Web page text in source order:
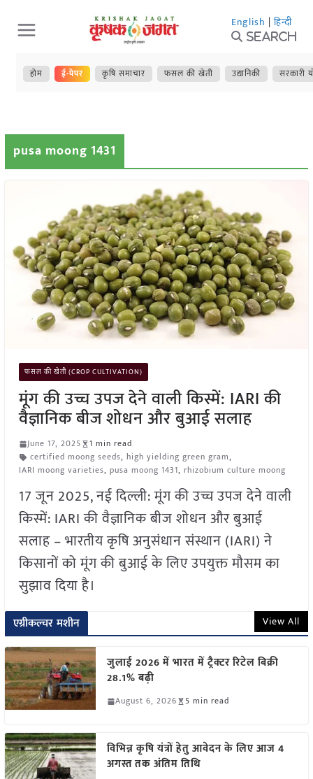
Skip
to
content
English | हिन्दी
Search
होम ई-पेपर कृषि समाचार फसल की खेती उद्यानिकी सरकारी
pusa moong 1431
फसल की खेती (CROP CULTIVATION)
मूंग की उच्च उपज देने वाली किस्में: IARI की
वैज्ञानिक बीज शोधन और बुआई सलाह
June 17, 2025
1 min read
certified moong seeds, high yielding green gram,
IARI moong varieties, pusa moong 1431, rhizobium culture moong
17 जून 2025, नई दिल्ली: मूंग की उच्च उपज देने वाली
किस्में: IARI की वैज्ञानिक बीज शोधन और बुआई
सलाह – भारतीय कृषि अनुसंधान संस्थान (IARI) ने
किसानों को मूंग की बुआई के लिए उपयुक्त मौसम का
सुझाव दिया है।
एग्रीकल्चर मशीन View All
जुलाई 2026 में भारत में ट्रैक्टर रिटेल बिक्री
28.1% बढ़ी
August 6, 2026 5 min read
विभिन्न कृषि यंत्रों हेतु आवेदन के लिए आज 4
अगस्त तक अंतिम तिथि